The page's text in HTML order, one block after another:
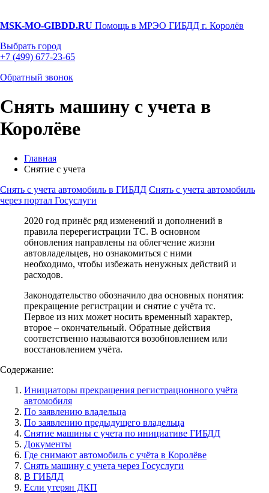
MSK-MO-GIBDD.RU Помощь в МРЭО ГИБДД г. Королёв
Выбрать город
+7 (499) 677-23-65
Обратный звонок
Снять машину с учета в
Королёве
Главная
Снятие с учета
Снять с учета автомобиль в ГИБДД Снять с учета автомобиль
через портал Госуслуги
2020 год принёс ряд изменений и дополнений в
правила перерегистрации ТС. В основном
обновления направлены на облегчение жизни
автовладельцев, но ознакомиться с ними
необходимо, чтобы избежать ненужных действий и
расходов.
Законодательство обозначило два основных понятия:
прекращение регистрации и снятие с учёта тс.
Первое из них может носить временный характер,
второе – окончательный. Обратные действия
соответственно называются возобновлением или
восстановлением учёта.
Содержание:
Инициаторы прекращения регистрационного учёта
автомобиля
По заявлению владельца
По заявлению предыдущего владельца
Снятие машины с учета по инициативе ГИБДД
Документы
Где снимают автомобиль с учёта в Королёве
Снять машину с учета через Госуслуги
В ГИБДД
Если утерян ДКП